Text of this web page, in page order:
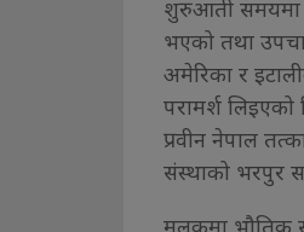
शुरुआती समयमा
भएको तथा
अमेरिका र
परामर्श
प्रवीन नेपाल
संस्थाको भरपुर
मुलुकमा भौतिक